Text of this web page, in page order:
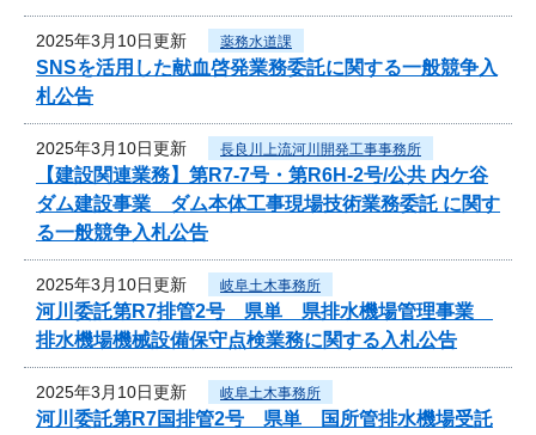
2025年3月10日更新 薬務水道課
SNSを活用した献血啓発業務委託に関する一般競争入
札公告
2025年3月10日更新 長良川上流河川開発工事事務所
【建設関連業務】第R7-7号・第R6H-2号/公共 内ケ谷
ダム建設事業 ダム本体工事現場技術業務委託 に関す
る一般競争入札公告
2025年3月10日更新 岐阜土木事務所
河川委託第R7排管2号 県単 県排水機場管理事業
排水機場機械設備保守点検業務に関する入札公告
2025年3月10日更新 岐阜土木事務所
河川委託第R7国排管2号 県単 国所管排水機場受託